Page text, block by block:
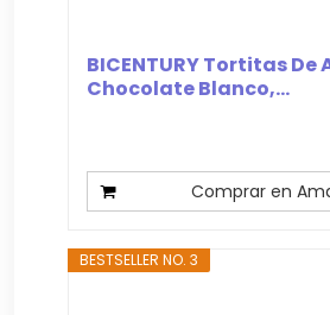
BICENTURY Tortitas De
Chocolate Blanco,...
Comprar en
BESTSELLER NO. 3